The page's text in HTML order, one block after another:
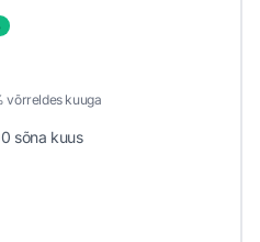
võrreldes kuuga
sõna kuus